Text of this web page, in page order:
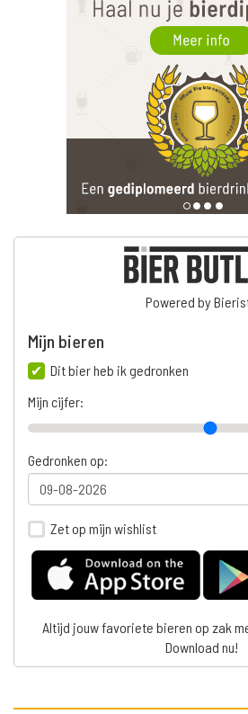
Powered by
Mijn bieren
Dit bier heb ik gedronken
Mijn cijfer:
Gedronken op:
Zet op mijn wishlist
Altijd jouw favoriete bieren op zak
Download nu!